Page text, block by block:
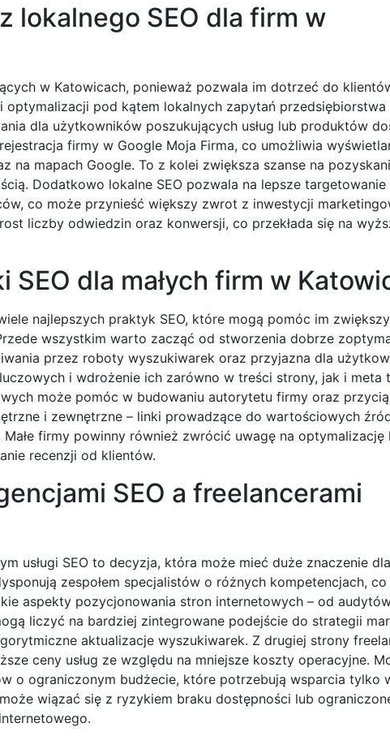
lokalnego SEO dla firm w
w Katowicach, ponieważ pozwala im dotrzeć do
pod kątem lokalnych zapytań przedsiębiorstwa
dla użytkowników poszukujących usług lub produktów
firmy w Google Moja Firma, co umożliwia
na mapach Google. To z kolei zwiększa szanse na
Dodatkowo lokalne SEO pozwala na lepsze targetowanie
co może przynieść większy zwrot z inwestycji
liczby odwiedzin oraz konwersji, co przekłada się na
dla małych firm w
najlepszych praktyk SEO, które mogą pomóc im
wszystkim warto zacząć od stworzenia dobrze
przez roboty wyszukiwarek oraz przyjazna dla
i wdrożenie ich zarówno w treści strony, jak i meta
może pomóc w budowaniu autorytetu firmy oraz
i zewnętrzne – linki prowadzące do wartościowych
firmy powinny również zwrócić uwagę na optymalizację
recenzji od klientów.
SEO a freelancerami
usługi SEO to decyzja, która może mieć duże znaczenie
zespołem specjalistów o różnych kompetencjach,
aspekty pozycjonowania stron internetowych – od
liczyć na bardziej zintegrowane podejście do strategii
aktualizacje wyszukiwarek. Z drugiej strony
ceny usług ze względu na mniejsze koszty operacyjne.
o ograniczonym budżecie, które potrzebują wsparcia tylko
wiązać się z ryzykiem braku dostępności lub